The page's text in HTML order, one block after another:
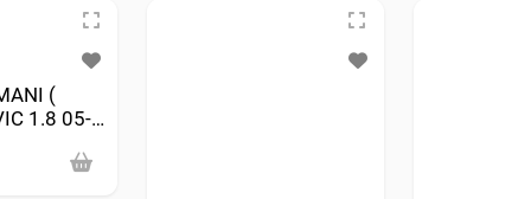
(
1.8 05->